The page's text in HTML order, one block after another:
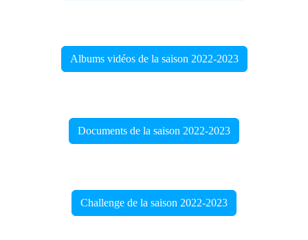
Albums vidéos de la saison 2022-2023
Documents de la saison 2022-2023
Challenge de la saison 2022-2023